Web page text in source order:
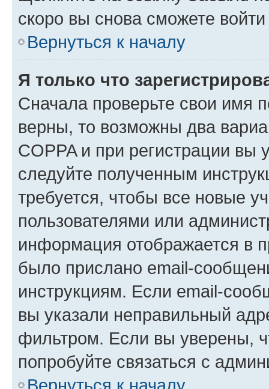
скоро вы снова сможете
Вернуться к началу
Я только что
Сначала проверьте свои имя
верны, то возможны два
COPPA и при регистрации вы
следуйте полученным
требуется, чтобы все новые
пользователями или
информация отображается в
было прислано email-
инструкциям. Если email-
вы указали неправильный
фильтром. Если вы уверены,
попробуйте связаться с
Вернуться к началу